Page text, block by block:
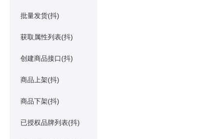
批量发货(抖)
获取属性列表(抖)
创建商品接口(抖)
商品上架(抖)
商品下架(抖)
已授权品牌列表(抖)